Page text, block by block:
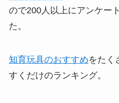
ので200人以上にアンケー
た。
知育玩具のおすすめをたく
すくだけのランキング。